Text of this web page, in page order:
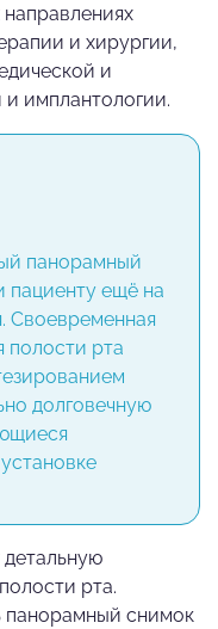
и хирургии,
и
имплантологии.
панорамный
пациенту ещё на
Своевременная
полости рта
долговечную
рта.
панорамный снимок